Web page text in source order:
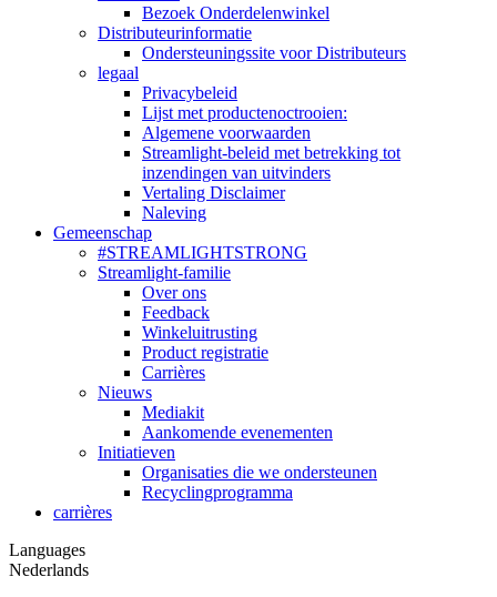
Bezoek Onderdelenwinkel
Distributeurinformatie
Ondersteuningssite voor Distributeurs
legaal
Privacybeleid
Lijst met productenoctrooien:
Algemene voorwaarden
Streamlight-beleid met betrekking tot
inzendingen van uitvinders
Vertaling Disclaimer
Naleving
Gemeenschap
#STREAMLIGHTSTRONG
Streamlight-familie
Over ons
Feedback
Winkeluitrusting
Product registratie
Carrières
Nieuws
Mediakit
Aankomende evenementen
Initiatieven
Organisaties die we ondersteunen
Recyclingprogramma
carrières
Languages
Nederlands